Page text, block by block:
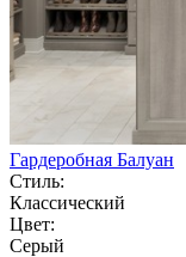
Гардеробная Балуан
Стиль:
Классический
Цвет:
Серый